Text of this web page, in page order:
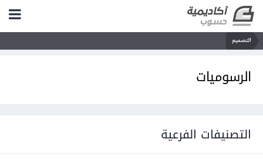
التصميم
الرسوميات
التصنيفات الفرعية